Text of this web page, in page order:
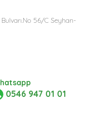
56/C Seyhan-
0546 947 01 01